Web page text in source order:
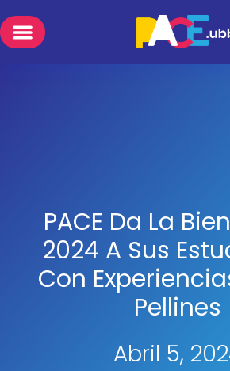
PACE Da La
2024 A Sus
Con
Pellines
Abril 5,